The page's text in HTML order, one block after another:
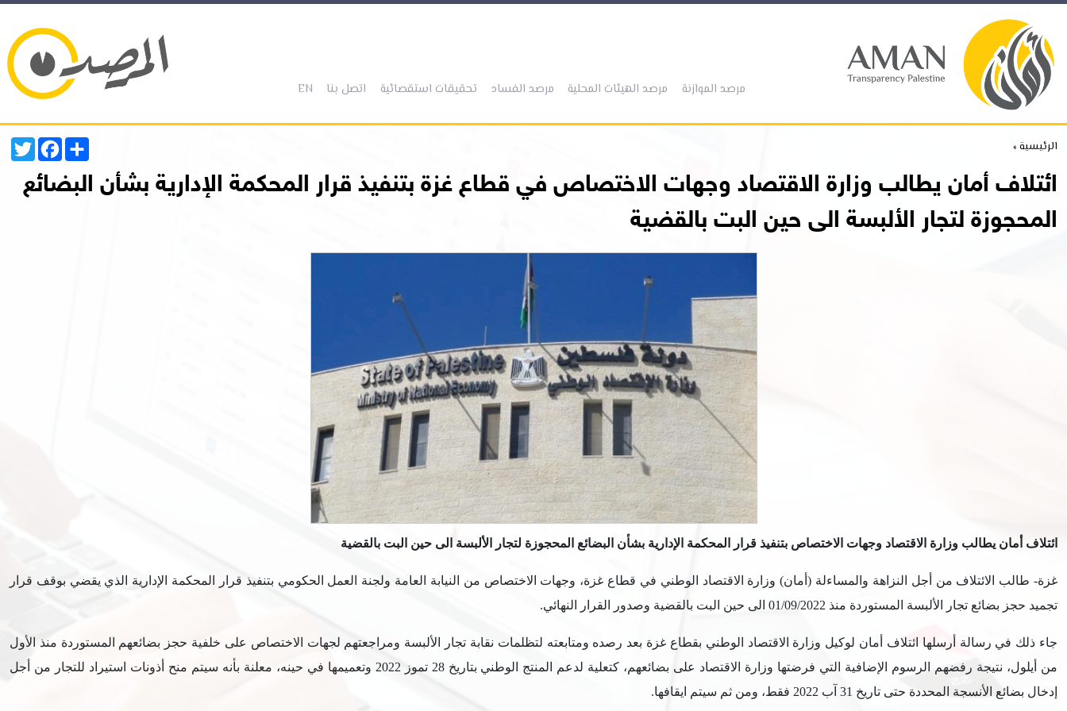
مرصد الموازنة مرصد الهيئات المحلية
(current) مرصد الفساد
(current) تحقيقات استقصائية اتصل بنا
(current)
EN
الرئيسية » FacebookShare
ائتلاف أمان يطالب وزارة الاقتصاد وجهات الاختصاص في قطاع غزة بتنفيذ قرار المحكمة الإدارية بشأن البضائع
المحجوزة لتجار الألبسة الى حين البت بالقضية
ائتلاف أمان يطالب وزارة الاقتصاد وجهات الاختصاص بتنفيذ قرار المحكمة الإدارية بشأن البضائع المحجوزة لتجار الألبسة الى حين البت بالقضية
غزة- طالب الائتلاف من أجل النزاهة والمساءلة (أمان) وزارة الاقتصاد الوطني في قطاع غزة، وجهات الاختصاص من النيابة العامة ولجنة العمل الحكومي بتنفيذ قرار المحكمة الإدارية الذي يقضي بوقف قرار
تجميد حجز بضائع تجار الألبسة المستوردة منذ 01/09/2022 الى حين البت بالقضية وصدور القرار النهائي.
جاء ذلك في رسالة أرسلها ائتلاف أمان لوكيل وزارة الاقتصاد الوطني بقطاع غزة بعد رصده ومتابعته لتظلمات نقابة تجار الألبسة ومراجعتهم لجهات الاختصاص على خلفية حجز بضائعهم المستوردة منذ الأول
من أيلول، نتيجة رفضهم الرسوم الإضافية التي فرضتها وزارة الاقتصاد على بضائعهم، كتعلية لدعم المنتج الوطني بتاريخ 28 تموز 2022 وتعميمها في حينه، معلنة بأنه سيتم منح أذونات استيراد للتجار من أجل
إدخال بضائع الأنسجة المحددة حتى تاريخ 31 آب 2022 فقط، ومن ثم سيتم ايقافها.